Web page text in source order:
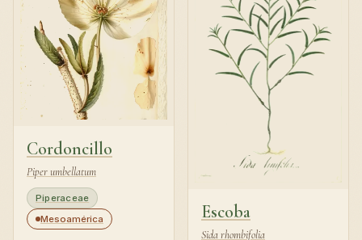
Cordoncillo
Piper umbellatum
Piperaceae
Mesoamérica
Escoba
Sida rhombifolia